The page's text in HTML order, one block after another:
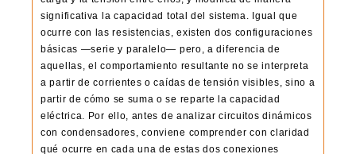
significativa la capacidad total del sistema. Igual que
ocurre con las resistencias, existen dos configuraciones
básicas —serie y paralelo— pero, a diferencia de
aquellas, el comportamiento resultante no se interpreta
a partir de corrientes o caídas de tensión visibles, sino a
partir de cómo se suma o se reparte la capacidad
eléctrica. Por ello, antes de analizar circuitos dinámicos
con condensadores, conviene comprender con claridad
qué ocurre en cada una de estas dos conexiones